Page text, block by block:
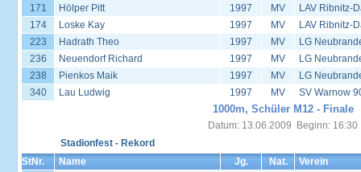
171
Hölper Pitt 1997 MV
LAV Ribnitz-
174
Loske Kay 1997 MV
LAV Ribnitz-
223
Hadrath Theo 1997 MV
LG
236
Neuendorf Richard 1997 MV
LG
238
Pienkos Maik 1997 MV
LG
340
Lau Ludwig 1997 MV SV Warnow
1000m, Schüler M12 - Finale
Datum: 13.06.2009 Beginn: 16:30
Stadionfest - Rekord
StNr.
Name Jg. Nat.
Verein